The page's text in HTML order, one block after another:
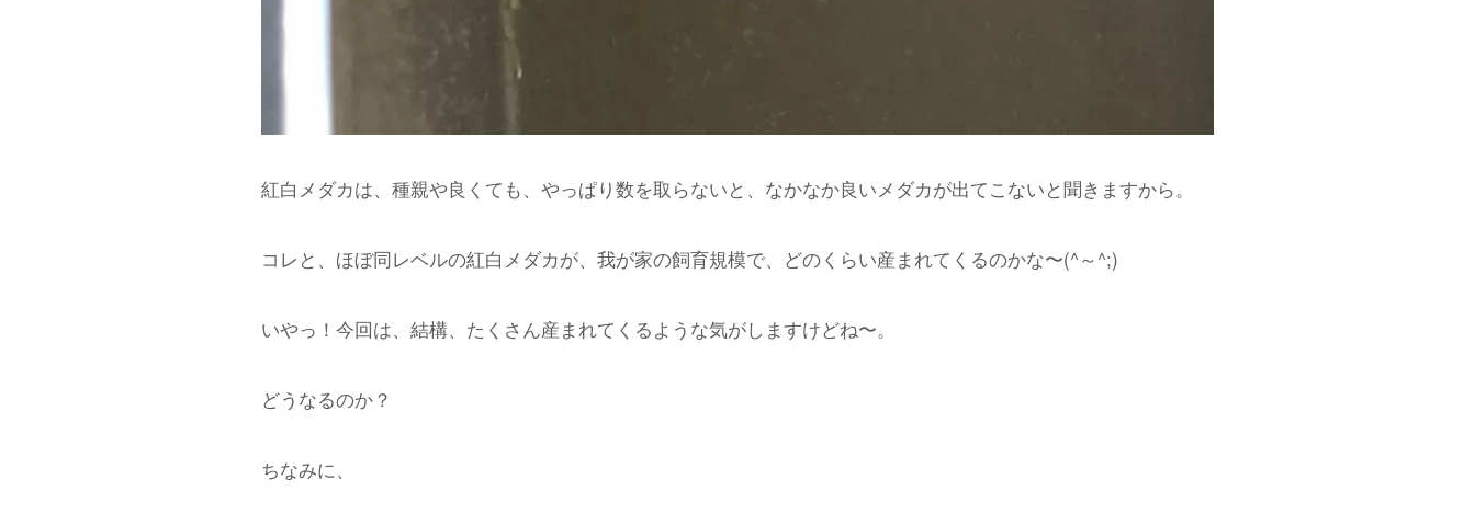
紅白メダカは、種親や良くても、やっぱり数を取らないと、なかなか良いメダカが出てこないと聞きますから。
コレと、ほぼ同レベルの紅白メダカが、我が家の飼育規模で、どのくらい産まれてくるのかな〜(^～^;)
いやっ！今回は、結構、たくさん産まれてくるような気がしますけどね〜。
どうなるのか？
ちなみに、